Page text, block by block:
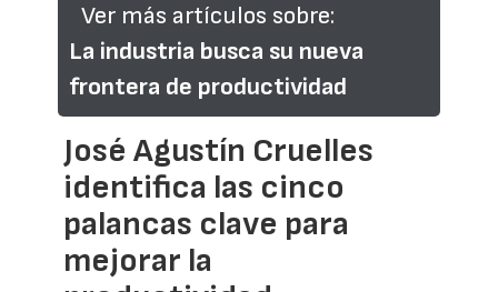
Ver más artículos sobre:
La industria busca su nueva
frontera de productividad
José Agustín Cruelles
identifica las cinco
palancas clave para
mejorar la